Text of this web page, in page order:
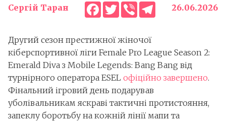
Сергій Таран Facebook
TwitterViber Telegram
26.06.2026
Другий сезон престижної жіночої
кіберспортивної ліги Female Pro League Season 2:
Emerald Diva з Mobile Legends: Bang Bang від
турнірного оператора ESEL офіційно завершено.
Фінальний ігровий день подарував
уболівальникам яскраві тактичні протистояння,
запеклу боротьбу на кожній лінії мапи та